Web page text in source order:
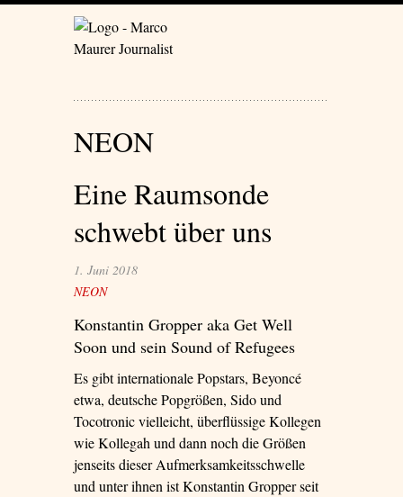
NEON
Eine Raumsonde
schwebt über uns
1. Juni 2018
NEON
Konstantin Gropper aka Get Well
Soon und sein Sound of Refugees
Es gibt internationale Popstars, Beyoncé
etwa, deutsche Popgrößen, Sido und
Tocotronic vielleicht, überflüssige Kollegen
wie Kollegah und dann noch die Größen
jenseits dieser Aufmerksamkeitsschwelle
und unter ihnen ist Konstantin Gropper seit